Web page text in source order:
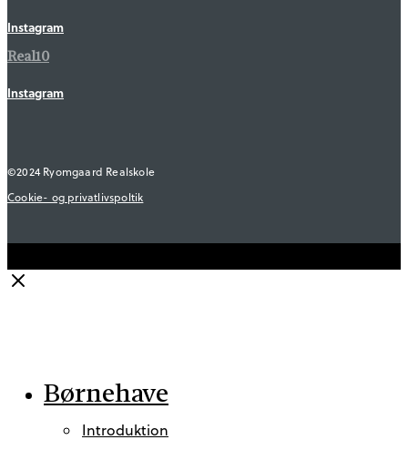
Instagram
Real10
Instagram
©2024 Ryomgaard Realskole
Cookie- og privatlivspoltik
Close
Børnehave
Introduktion